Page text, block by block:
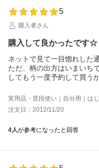
5
購入者さん
購入して良かったです☆
ネットで見て一目惚れした
ただ、柄の出方はいまい
してもう一度予約して買う
したくなくて、これも私
えをして早速使っています。
馴染んでくればもっと好き
実用品・普段使い｜自分用｜は
注文日：2012/11/20
4人が参考になったと回答